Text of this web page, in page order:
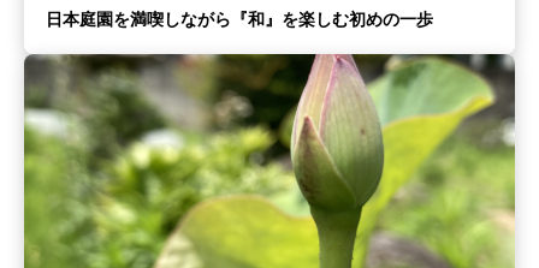
日本庭園を満喫しながら『和』を楽しむ初めの一歩